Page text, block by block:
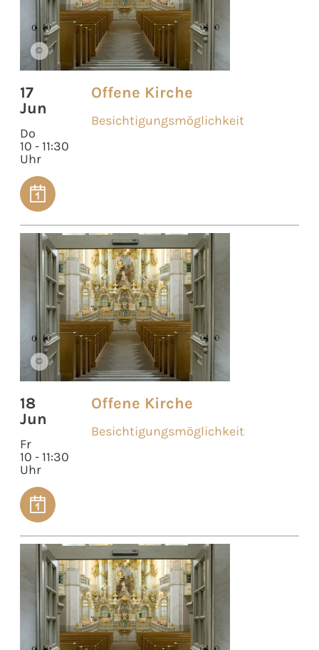
©
17
Jun
Do
10 - 11:30
Uhr
Offene Kirche
Besichtigungsmöglichkeit
©
18
Jun
Fr
10 - 11:30
Uhr
Offene Kirche
Besichtigungsmöglichkeit